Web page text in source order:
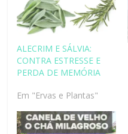
ALECRIM E SÁLVIA:
CONTRA ESTRESSE E
PERDA DE MEMÓRIA
Em "Ervas e Plantas"